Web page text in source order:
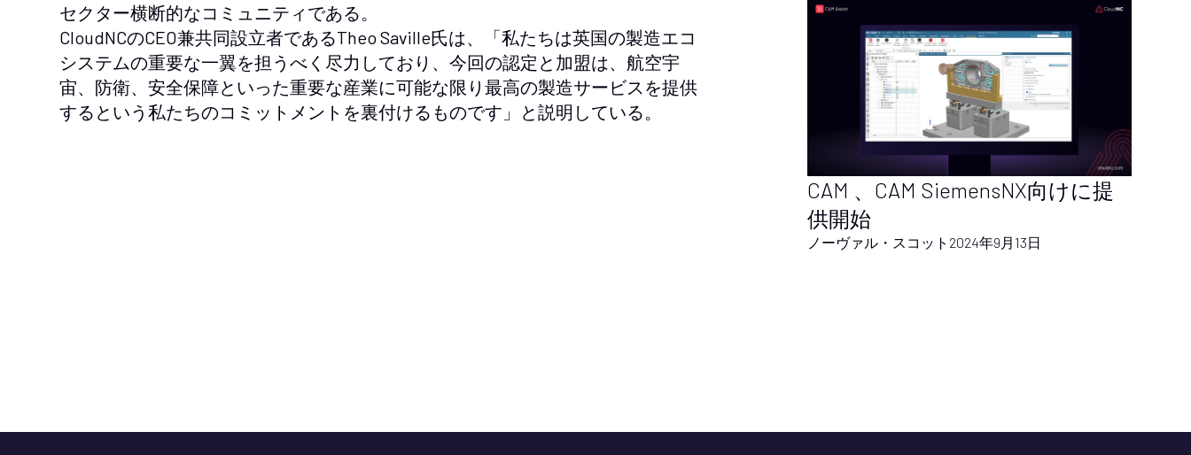
セクター横断的なコミュニティである。
CloudNCのCEO兼共同設立者であるTheo Saville氏は、「私たちは英国の製造エコ
システムの重要な一翼を担うべく尽力しており、今回の認定と加盟は、航空宇
宙、防衛、安全保障といった重要な産業に可能な限り最高の製造サービスを提供
するという私たちのコミットメントを裏付けるものです」と説明している。
CAM 、CAM SiemensNX向けに提
供開始
ノーヴァル・スコット 2024年9月13日